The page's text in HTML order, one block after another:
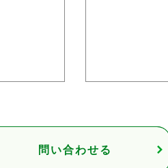
問い合わせる